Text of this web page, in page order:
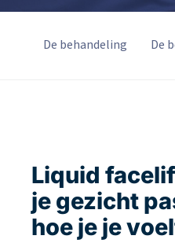
De behandeling De
Liquid
je gezicht
hoe je je